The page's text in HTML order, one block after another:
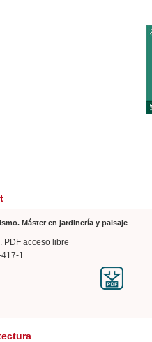
Máster en jardinería y paisaje
PDF acceso libre
1